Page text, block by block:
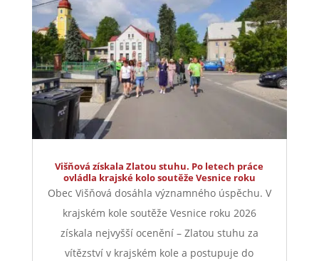
Višňová získala Zlatou stuhu. Po letech práce
ovládla krajské kolo soutěže Vesnice roku
Obec Višňová dosáhla významného úspěchu. V
krajském kole soutěže Vesnice roku 2026
získala nejvyšší ocenění – Zlatou stuhu za
vítězství v krajském kole a postupuje do